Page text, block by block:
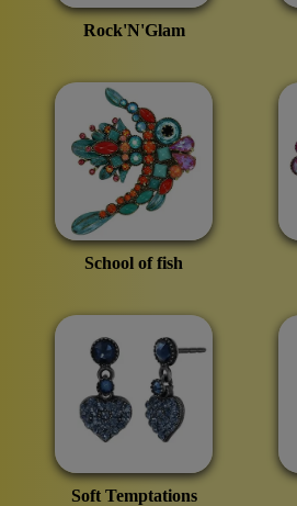
Rock'N'Glam
School of fish
Soft Temptations